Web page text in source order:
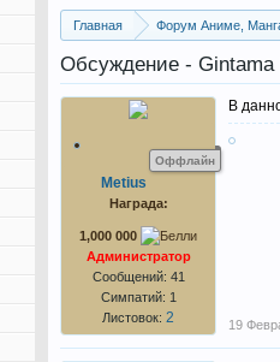
Главная Форум Аниме,
Обсуждение -
Оффлайн
Metius
Награда:
1,000 000
Администратор
Сообщений: 41
Симпатий: 1
Листовок: 2
В
19